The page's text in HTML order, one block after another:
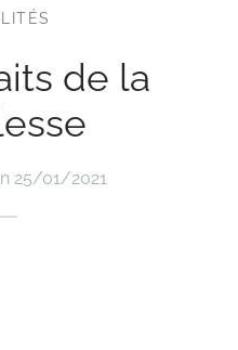
de la
25/01/2021